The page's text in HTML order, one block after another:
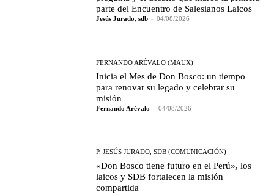
parte del Encuentro de Salesianos Laicos
Jesús Jurado, sdb - 04/08/2026
FERNANDO ARÉVALO (MAUX)
Inicia el Mes de Don Bosco: un tiempo
para renovar su legado y celebrar su
misión
Fernando Arévalo - 04/08/2026
P. JESÚS JURADO, SDB (COMUNICACIÓN)
«Don Bosco tiene futuro en el Perú», los
laicos y SDB fortalecen la misión
compartida